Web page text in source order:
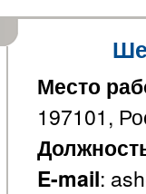
Место
197101,
E-mail: